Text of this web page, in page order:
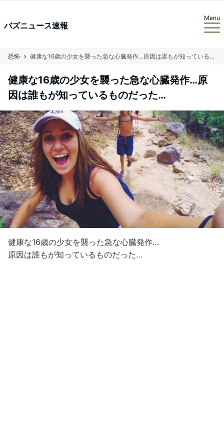
バズニュース速報
Menu
恐怖 健康な16歳の少女を襲った急な心臓発作…原因は誰もが知っているものだった…
健康な16歳の少女を襲った急な心臓発作…原
因は誰もが知っているものだった…
健康な16歳の少女を襲った急な心臓発作…
原因は誰もが知っているものだった…